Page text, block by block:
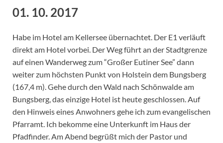
01. 10. 2017
Habe im Hotel am Kellersee übernachtet. Der E1 verläuft
direkt am Hotel vorbei. Der Weg führt an der Stadtgrenze
auf einen Wanderweg zum “Großer Eutiner See” dann
weiter zum höchsten Punkt von Holstein dem Bungsberg
(167,4 m). Gehe durch den Wald nach Schönwalde am
Bungsberg, das einzige Hotel ist heute geschlossen. Auf
den Hinweis eines Anwohners gehe ich zum evangelischen
Pfarramt. Ich bekomme eine Unterkunft im Haus der
Pfadfinder. Am Abend begrüßt mich der Pastor und